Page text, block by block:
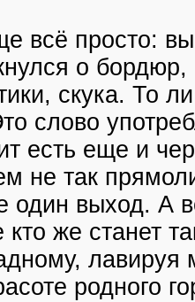
всё просто:
о
скука. То
слово
есть еще и
не так
один выход. А
же станет
родного